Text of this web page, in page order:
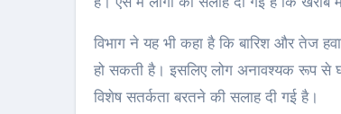
विभाग ने यह भी कहा है कि बारिश और तेज
हो सकती है। इसलिए लोग अनावश्यक रूप से
विशेष सतर्कता बरतने की सलाह दी गई है।